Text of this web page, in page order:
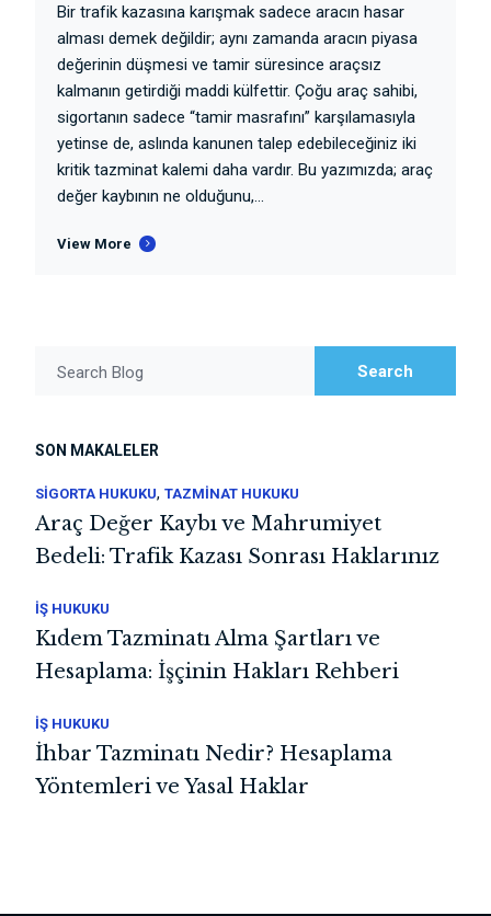
Bir trafik kazasına karışmak sadece aracın hasar
alması demek değildir; aynı zamanda aracın piyasa
değerinin düşmesi ve tamir süresince araçsız
kalmanın getirdiği maddi külfettir. Çoğu araç sahibi,
sigortanın sadece “tamir masrafını” karşılamasıyla
yetinse de, aslında kanunen talep edebileceğiniz iki
kritik tazminat kalemi daha vardır. Bu yazımızda; araç
değer kaybının ne olduğunu,...
View More
Search Blog Search
SON MAKALELER
SIGORTA HUKUKU,TAZMINAT HUKUKU
Araç Değer Kaybı ve Mahrumiyet
Bedeli: Trafik Kazası Sonrası Haklarınız
İŞ HUKUKU
Kıdem Tazminatı Alma Şartları ve
Hesaplama: İşçinin Hakları Rehberi
İŞ HUKUKU
İhbar Tazminatı Nedir? Hesaplama
Yöntemleri ve Yasal Haklar